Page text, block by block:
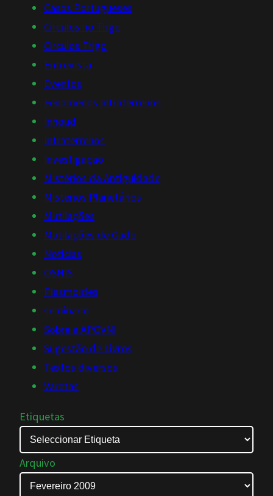
Casos Portugueses
Circulos no Trigo
Circulos Trigo
Entrevista
Eventos
Fenomenos Intraterrenos
Inhoud
Intraterrenos
Investigação
Mistérios da Antiguidade
Misterios Planetários
Mutilações
Mutilações de Gado
Noticias
OSNIS
Plasmoides
seminario
Sobre a APOVNI
Sugestão de Livros
Textos diversos
Varetas
Etiquetas
Arquivo